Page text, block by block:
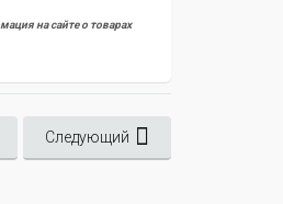
на сайте о товарах
Следующий